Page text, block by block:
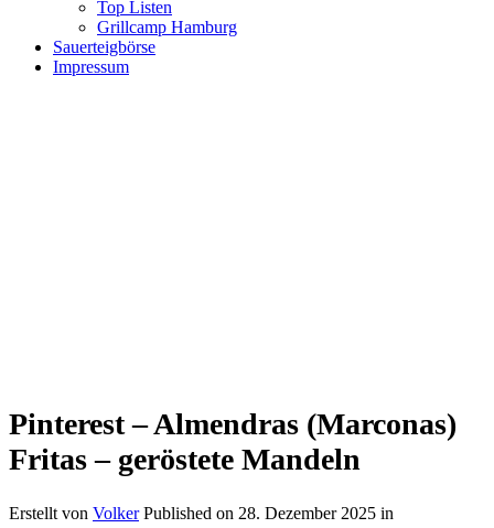
Top Listen
Grillcamp Hamburg
Sauerteigbörse
Impressum
Pinterest – Almendras (Marconas)
Fritas – geröstete Mandeln
Erstellt von Volker Published on 28. Dezember 2025 in